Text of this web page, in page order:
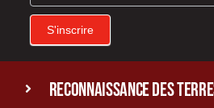
S'inscrire
reconnaissance des